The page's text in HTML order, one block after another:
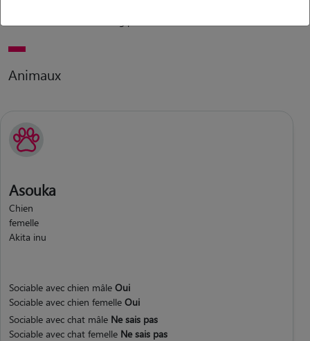
Animaux
Asouka
Chien
femelle
Akita inu
Sociable avec chien mâle Oui
Sociable avec chien femelle Oui
Sociable avec chat mâle Ne sais pas
Sociable avec chat femelle Ne sais pas